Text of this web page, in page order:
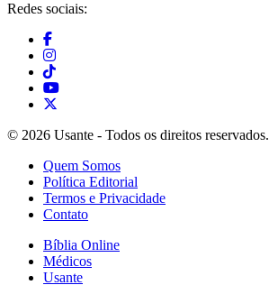
Redes sociais:
© 2026 Usante - Todos os direitos reservados.
Quem Somos
Política Editorial
Termos e Privacidade
Contato
Bíblia Online
Médicos
Usante